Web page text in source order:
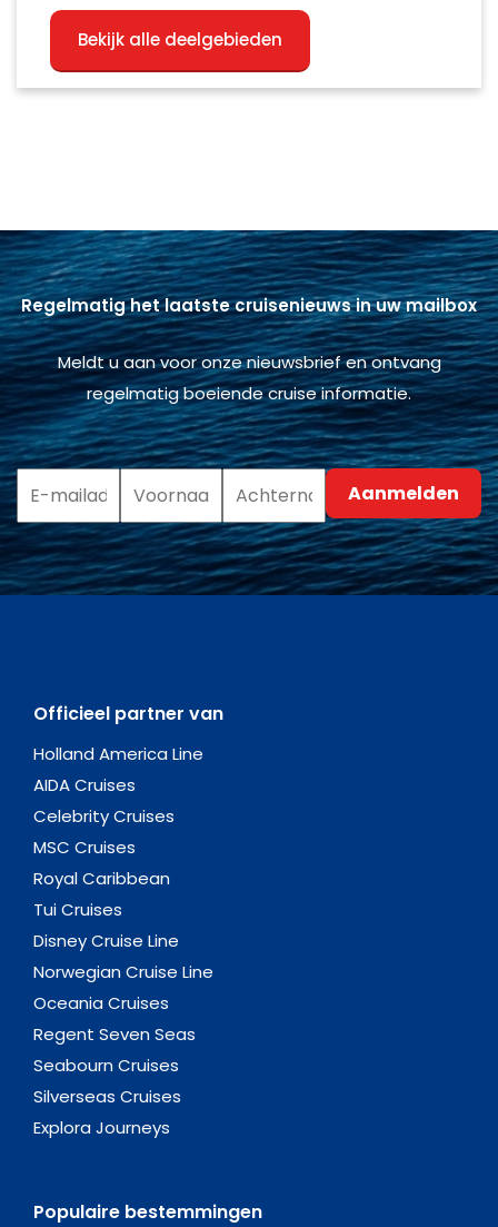
Bekijk alle deelgebieden
Regelmatig het laatste cruisenieuws in uw mailbox
Meldt u aan voor onze nieuwsbrief en ontvang
regelmatig boeiende cruise informatie.
Officieel partner van
Holland America Line
AIDA Cruises
Celebrity Cruises
MSC Cruises
Royal Caribbean
Tui Cruises
Disney Cruise Line
Norwegian Cruise Line
Oceania Cruises
Regent Seven Seas
Seabourn Cruises
Silverseas Cruises
Explora Journeys
Populaire bestemmingen